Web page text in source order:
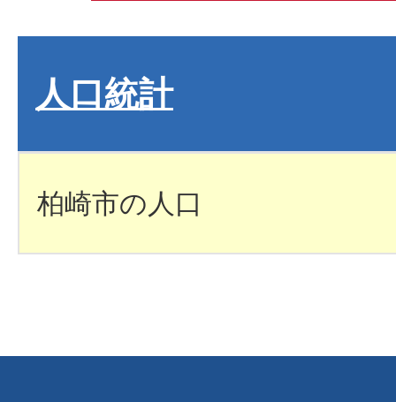
人口統計
柏崎市の人口